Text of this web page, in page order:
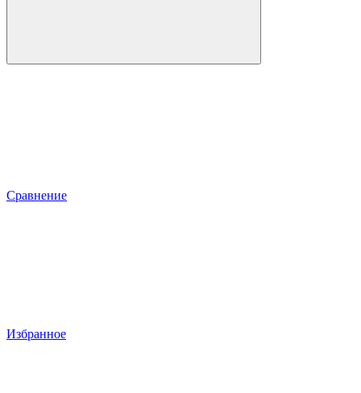
Сравнение
Избранное